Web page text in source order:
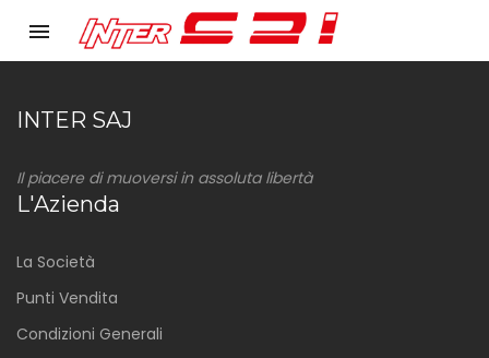
menu
INTER SAJ
Il piacere di muoversi in assoluta libertà
L'Azienda
La Società
Punti Vendita
Condizioni Generali